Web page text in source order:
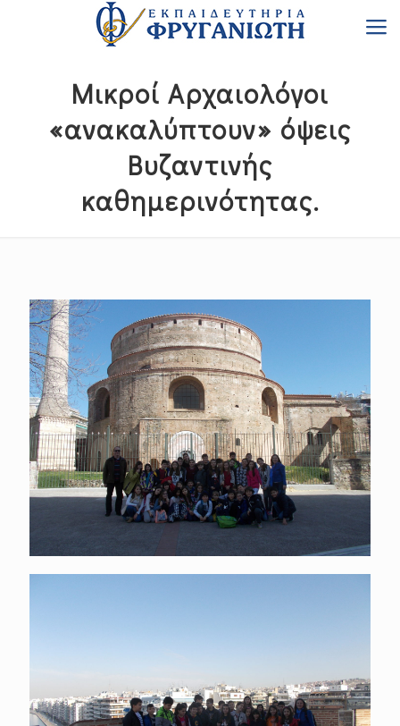
Μικροί Αρχαιολόγοι
«ανακαλύπτουν» όψεις
Bυζαντινής
καθημερινότητας.